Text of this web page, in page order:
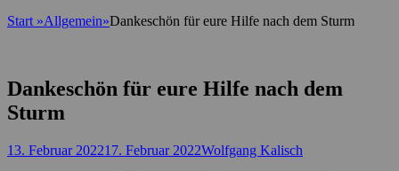
Start »Allgemein»Dankeschön für eure Hilfe nach dem Sturm
Dankeschön für eure Hilfe nach dem
Sturm
Posted
13. Februar 202217. Februar 2022Autor
Wolfgang Kalisch